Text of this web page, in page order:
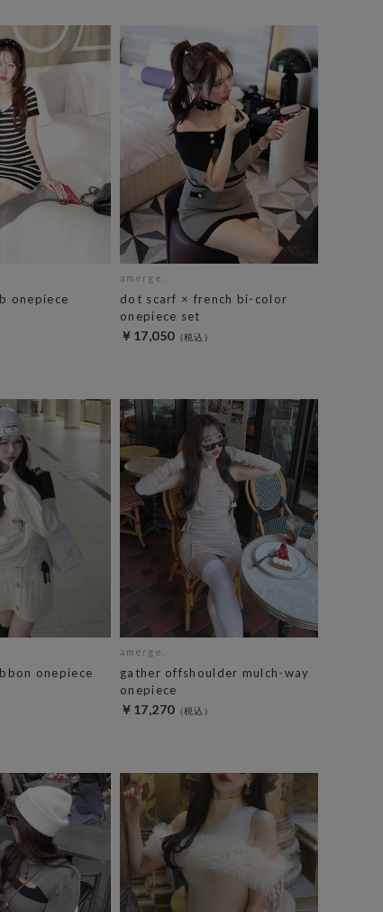
onepiece
amerge.
dot scarf × french bi-color
onepiece set
￥17,050
onepiece
amerge.
gather offshoulder mulch-way
onepiece
￥17,270